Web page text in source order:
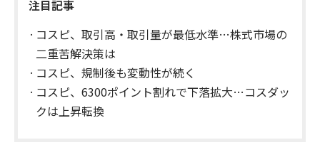
注目記事
コスピ、取引高・取引量が最低水準…株式市場の
二重苦解決策は
コスピ、規制後も変動性が続く
コスピ、6300ポイント割れで下落拡大…コスダッ
クは上昇転換